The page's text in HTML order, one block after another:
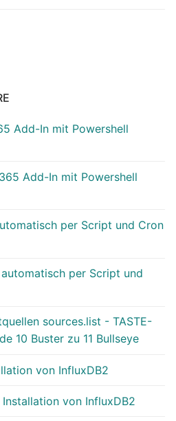
Add-In mit Powershell
Add-In mit Powershell
per Script und Cron
per Script und
sources.list - TASTE-
10 Buster zu 11 Bullseye
von InfluxDB2
Installation von InfluxDB2